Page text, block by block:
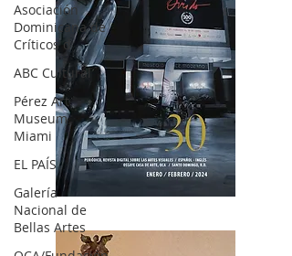
Asociación
Dominicana de
Críticos d
ABC Cultural
Pérez Art
Museum
Miami
EL PAÍS
Galería
Nacional de
Bellas Artes
OCA|News 30 /Enero-Febrero / 2024